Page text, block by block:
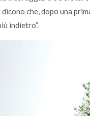
che, dopo una
indietro”.